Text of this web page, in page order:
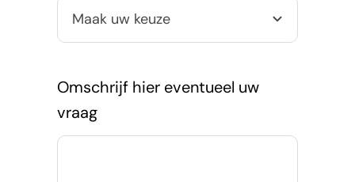
Omschrijf hier eventueel uw
vraag